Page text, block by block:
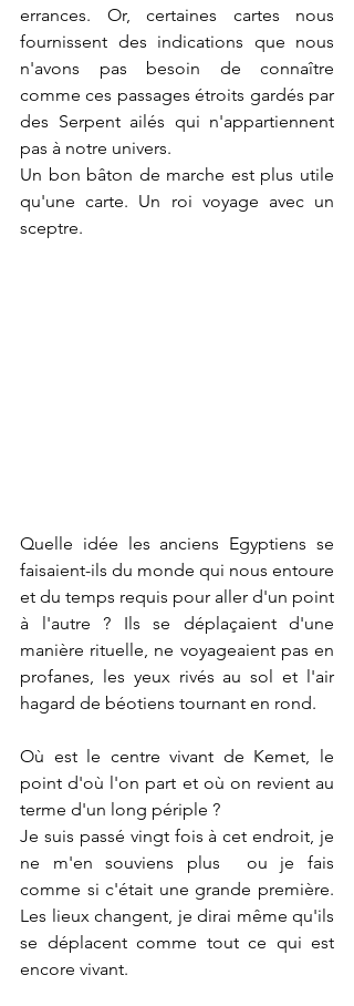
errances. Or, certaines cartes nous
fournissent des indications que nous
n'avons pas besoin de connaître
comme ces passages étroits gardés par
des Serpent ailés qui n'appartiennent
pas à notre univers.
Un bon bâton de marche est plus utile
qu'une carte. Un roi voyage avec un
sceptre.
Quelle idée les anciens Egyptiens se
faisaient-ils du monde qui nous entoure
et du temps requis pour aller d'un point
à l'autre ? Ils se déplaçaient d'une
manière rituelle, ne voyageaient pas en
profanes, les yeux rivés au sol et l'air
hagard de béotiens tournant en rond.
Où est le centre vivant de Kemet, le
point d'où l'on part et où on revient au
terme d'un long périple ?
Je suis passé vingt fois à cet endroit, je
ne m'en souviens plus  ou je fais
comme si c'était une grande première.
Les lieux changent, je dirai même qu'ils
se déplacent comme tout ce qui est
encore vivant.